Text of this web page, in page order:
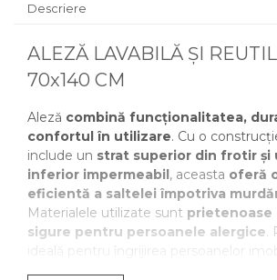
Descriere
ALEZĂ LAVABILĂ ȘI
70x140 CM
Aleză combină funcționalitatea,
confortul în utilizare. Cu o
include un strat superior din frotir și
inferior impermeabil, aceasta oferă
eficientă a saltelei împotriva
Materialele utilizate sunt prietenoase
sigure pentru persoanele alergice.
ideală pentru îngrijirea persoanelor